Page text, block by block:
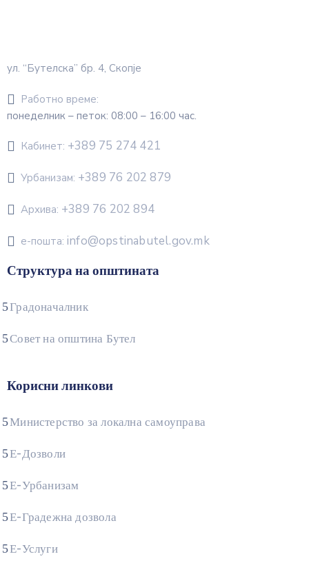
ул. “Бутелска” бр. 4, Скопје
Работно време:
понеделник – петок: 08:00 – 16:00 час.
Кабинет: +389 75 274 421
Урбанизам: +389 76 202 879
Архива: +389 76 202 894
е-пошта: info@opstinabutel.gov.mk
Структура на општината
Градоначалник
Совет на општина Бутел
Корисни линкови
Министерство за локална самоуправа
Е-Дозволи
Е-Урбанизам
Е-Градежна дозвола
Е-Услуги